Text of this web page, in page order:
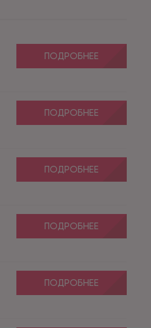
ПОДРОБНЕЕ
ПОДРОБНЕЕ
ПОДРОБНЕЕ
ПОДРОБНЕЕ
ПОДРОБНЕЕ